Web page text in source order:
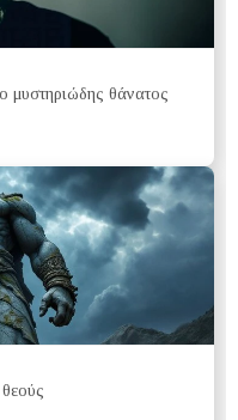
μυστηριώδης θάνατος